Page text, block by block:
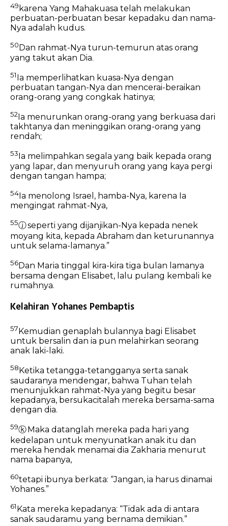
49 karena Yang Mahakuasa telah melakukan
perbuatan-perbuatan besar kepadaku dan nama-
Nya adalah kudus.
50 Dan rahmat-Nya turun-temurun atas orang
yang takut akan Dia.
51Ia memperlihatkan kuasa-Nya dengan
perbuatan tangan-Nya dan mencerai-beraikan
orang-orang yang congkak hatinya;
52 Ia menurunkan orang-orang yang berkuasa dari
takhtanya dan meninggikan orang-orang yang
rendah;
53 Ia melimpahkan segala yang baik kepada orang
yang lapar, dan menyuruh orang yang kaya pergi
dengan tangan hampa;
54Ia menolong Israel, hamba-Nya, karena Ia
mengingat rahmat-Nya,
55ⓙseperti yang dijanjikan-Nya kepada nenek
moyang kita, kepada Abraham dan keturunannya
untuk selama-lamanya.”
56Dan Maria tinggal kira-kira tiga bulan lamanya
bersama dengan Elisabet, lalu pulang kembali ke
rumahnya.
Kelahiran Yohanes Pembaptis
57 Kemudian genaplah bulannya bagi Elisabet
untuk bersalin dan ia pun melahirkan seorang
anak laki-laki.
58 Ketika tetangga-tetangganya serta sanak
saudaranya mendengar, bahwa Tuhan telah
menunjukkan rahmat-Nya yang begitu besar
kepadanya, bersukacitalah mereka bersama-sama
dengan dia.
59ⓚMaka datanglah mereka pada hari yang
kedelapan untuk menyunatkan anak itu dan
mereka hendak menamai dia Zakharia menurut
nama bapanya,
60tetapi ibunya berkata: “Jangan, ia harus dinamai
Yohanes.”
61 Kata mereka kepadanya: “Tidak ada di antara
sanak saudaramu yang bernama demikian.”